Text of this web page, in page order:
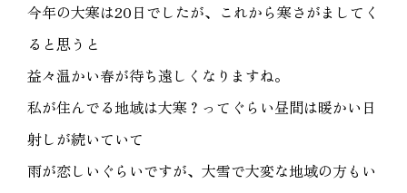
今年の大寒は20日でしたが、これから寒さがましてく
ると思うと
益々温かい春が待ち遠しくなりますね。
私が住んでる地域は大寒？ってぐらい昼間は暖かい日
射しが続いていて
雨が恋しいぐらいですが、大雪で大変な地域の方もい